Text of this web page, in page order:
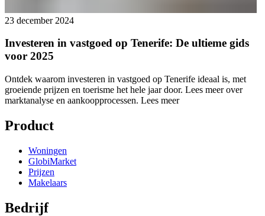
23 december 2024
Investeren in vastgoed op Tenerife: De ultieme gids
voor 2025
Ontdek waarom investeren in vastgoed op Tenerife ideaal is, met
groeiende prijzen en toerisme het hele jaar door. Lees meer over
marktanalyse en aankoopprocessen. Lees meer
Product
Woningen
GlobiMarket
Prijzen
Makelaars
Bedrijf